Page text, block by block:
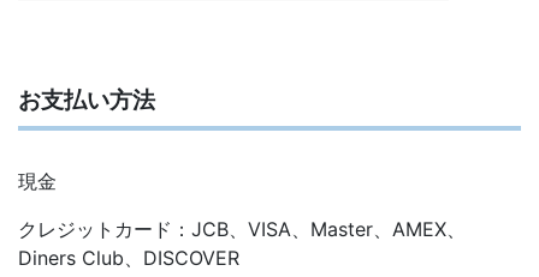
お支払い方法
現金
クレジットカード：JCB、VISA、Master、AMEX、
Diners Club、DISCOVER